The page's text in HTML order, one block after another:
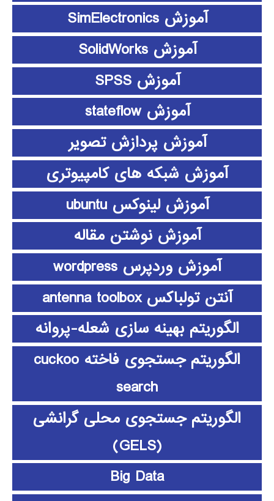
آموزش SimElectronics
آموزش SolidWorks
آموزش SPSS
آموزش stateflow
آموزش پردازش تصویر
آموزش شبکه های کامپیوتری
آموزش لینوکس ubuntu
آموزش نوشتن مقاله
آموزش وردپرس wordpress
آنتن تولباکس antenna toolbox
الگوریتم بهینه سازی شعله-پروانه
الگوریتم جستجوی فاخته cuckoo
search
الگوریتم جستجوی محلی گرانشی
(GELS)
Big Data